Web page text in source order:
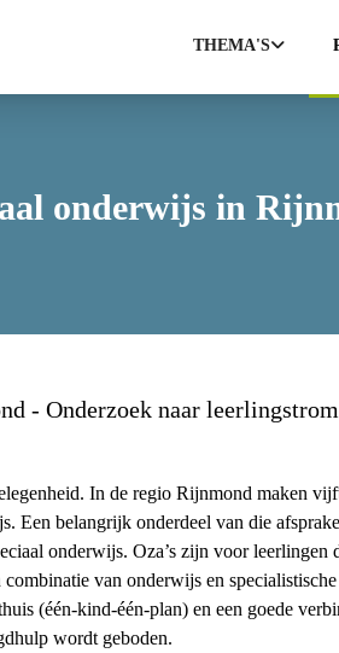
THEMA'S
onderwijs in
- Onderzoek naar
In de regio Rijnmond maken
Een belangrijk onderdeel van die
onderwijs. Oza’s zijn voor leerlingen
van onderwijs en
(één-kind-één-plan) en een goede
wordt geboden.